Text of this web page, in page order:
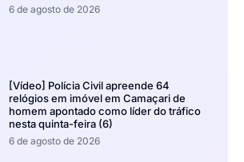
6 de agosto de 2026
[Vídeo] Polícia Civil apreende 64
relógios em imóvel em Camaçari de
homem apontado como líder do tráfico
nesta quinta-feira (6)
6 de agosto de 2026